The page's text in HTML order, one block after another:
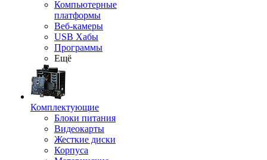
Компьютерные
платформы
Веб-камеры
USB Хабы
Программы
Ещё
Комплектующие
Блоки питания
Видеокарты
Жесткие диски
Корпуса